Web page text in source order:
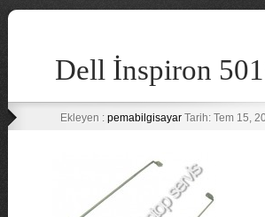
Dell İnspiron
Ekleyen : pemabilgisayarTarih: Tem 15,